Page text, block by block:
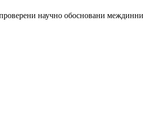
научно обосновани